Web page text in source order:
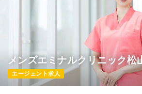
メンズエミナルクリニック松
エージェント求人